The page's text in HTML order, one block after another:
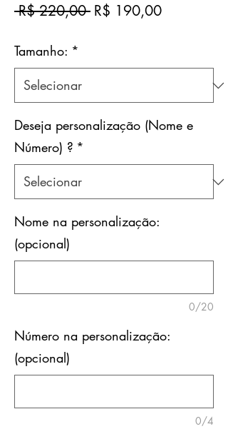
R$ 220,00 Preço
R$ 190,00Preço
Tamanho: *
Deseja personalização (Nome e
Número) ? *
Nome na personalização:
(opcional)
0/20
Número na personalização:
(opcional)
0/4